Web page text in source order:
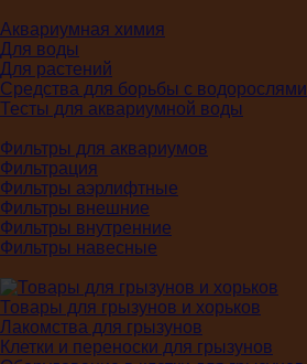
Аквариумная химия
Для воды
Для растений
Средства для борьбы с водорослями
Тесты для аквариумной воды
Фильтры для аквариумов
Фильтрация
Фильтры аэрлифтные
Фильтры внешние
Фильтры внутренние
Фильтры навесные
Товары для грызунов и хорьков
Лакомства для грызунов
Клетки и переноски для грызунов